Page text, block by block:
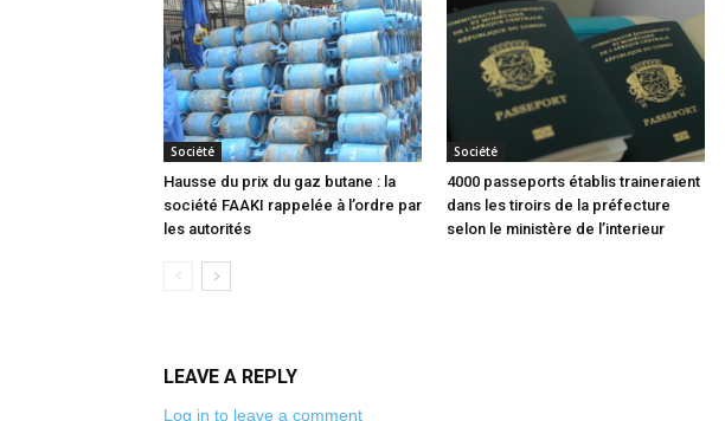
Société
Hausse du prix du gaz butane : la
société FAAKI rappelée à l’ordre par
les autorités
Société
4000 passeports établis traineraient
dans les tiroirs de la préfecture
selon le ministère de l’interieur
LEAVE A REPLY
Log in to leave a comment